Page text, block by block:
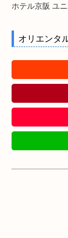
ホテル京阪 ユ
オリエンタ